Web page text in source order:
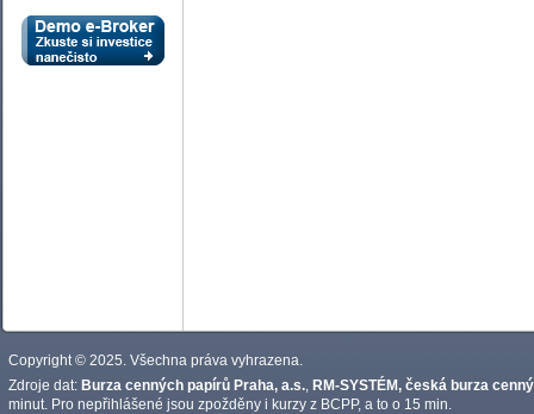
Copyright © 2025. Všechna práva vyhrazena.
Zdroje dat: Burza cenných papírů Praha, a.s. RM-SYSTÉM, česká burza
minut. Pro nepřihlášené jsou zpožděny i kurzy z BCPP, a to o 15 min.